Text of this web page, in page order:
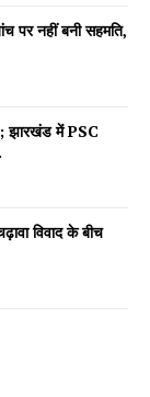
पर नहीं बनी सहमति,
झारखंड में PSC
विवाद के बीच